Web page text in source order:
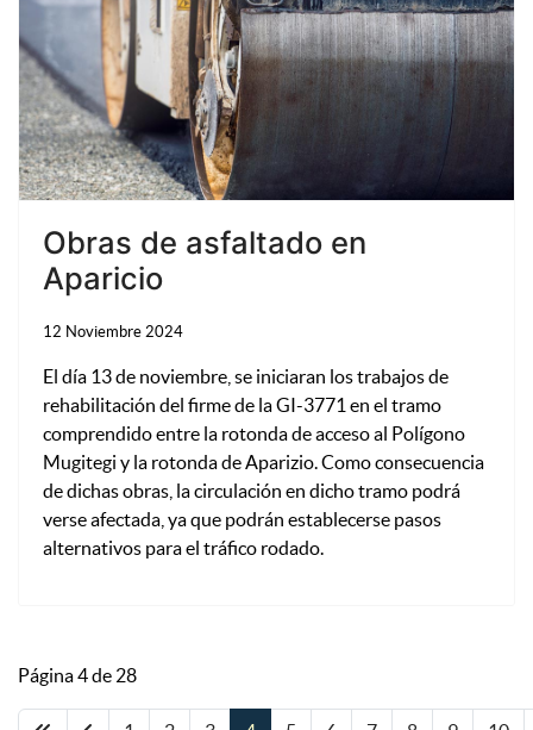
Obras de asfaltado en
Aparicio
12 Noviembre 2024
El día 13 de noviembre, se iniciaran los trabajos de
rehabilitación del firme de la GI-3771 en el tramo
comprendido entre la rotonda de acceso al Polígono
Mugitegi y la rotonda de Aparizio. Como consecuencia
de dichas obras, la circulación en dicho tramo podrá
verse afectada, ya que podrán establecerse pasos
alternativos para el tráfico rodado.
Página 4 de 28